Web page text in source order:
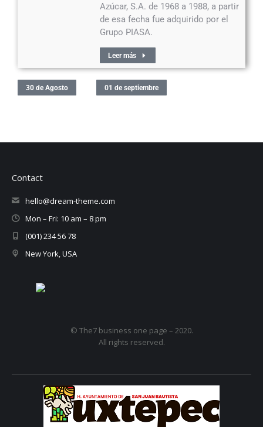
Azúcar, S.A. de 1968 a 1988, a partir
de esa fecha fue adquirido por el
Grupo PIASA.
Leer más
30 de Agosto 01 de septiembre
Contact
hello@dream-theme.com
Mon – Fri: 10 am – 8 pm
(001) 234 56 78
New York, USA
© The7 business one page – 2020.
All rights reserved.